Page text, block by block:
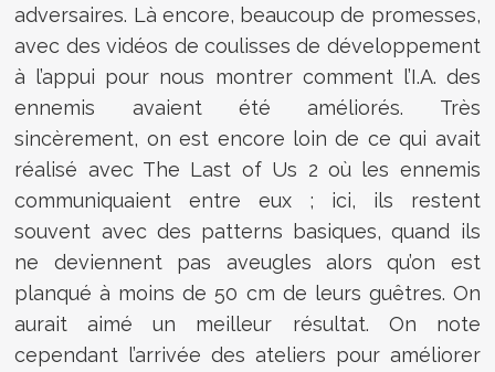
adversaires. Là encore, beaucoup de promesses,
avec des vidéos de coulisses de développement
à l’appui pour nous montrer comment l’I.A. des
ennemis avaient été améliorés. Très
sincèrement, on est encore loin de ce qui avait
réalisé avec The Last of Us 2 où les ennemis
communiquaient entre eux ; ici, ils restent
souvent avec des patterns basiques, quand ils
ne deviennent pas aveugles alors qu’on est
planqué à moins de 50 cm de leurs guêtres. On
aurait aimé un meilleur résultat. On note
cependant l’arrivée des ateliers pour améliorer